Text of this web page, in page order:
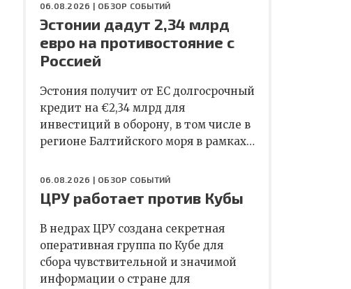
06.08.2026 | ОБЗОР СОБЫТИЙ
Эстонии дадут 2,34 млрд
евро на противостояние с
Россией
Эстония получит от ЕС долгосрочный
кредит на €2,34 млрд для
инвестиций в оборону, в том числе в
регионе Балтийского моря в рамках…
06.08.2026 | ОБЗОР СОБЫТИЙ
ЦРУ работает против Кубы
В недрах ЦРУ создана секретная
оперативная группа по Кубе для
сбора чувствительной и значимой
информации о стране для